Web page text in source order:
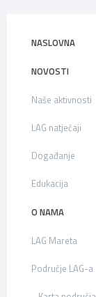
NASLOVNA
NOVOSTI
Naše aktivnosti
LAG natječaji
Događanje
Edukacija
O NAMA
LAG Mareta
Područje LAG-a